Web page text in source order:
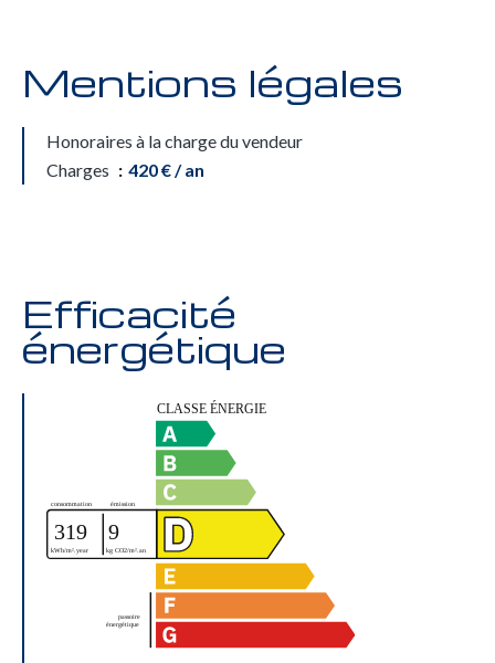
Mentions légales
Honoraires à la charge du vendeur
Charges
420 € / an
Efficacité
énergétique